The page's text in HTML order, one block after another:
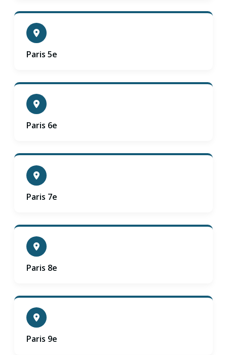
Paris 5e
Paris 6e
Paris 7e
Paris 8e
Paris 9e